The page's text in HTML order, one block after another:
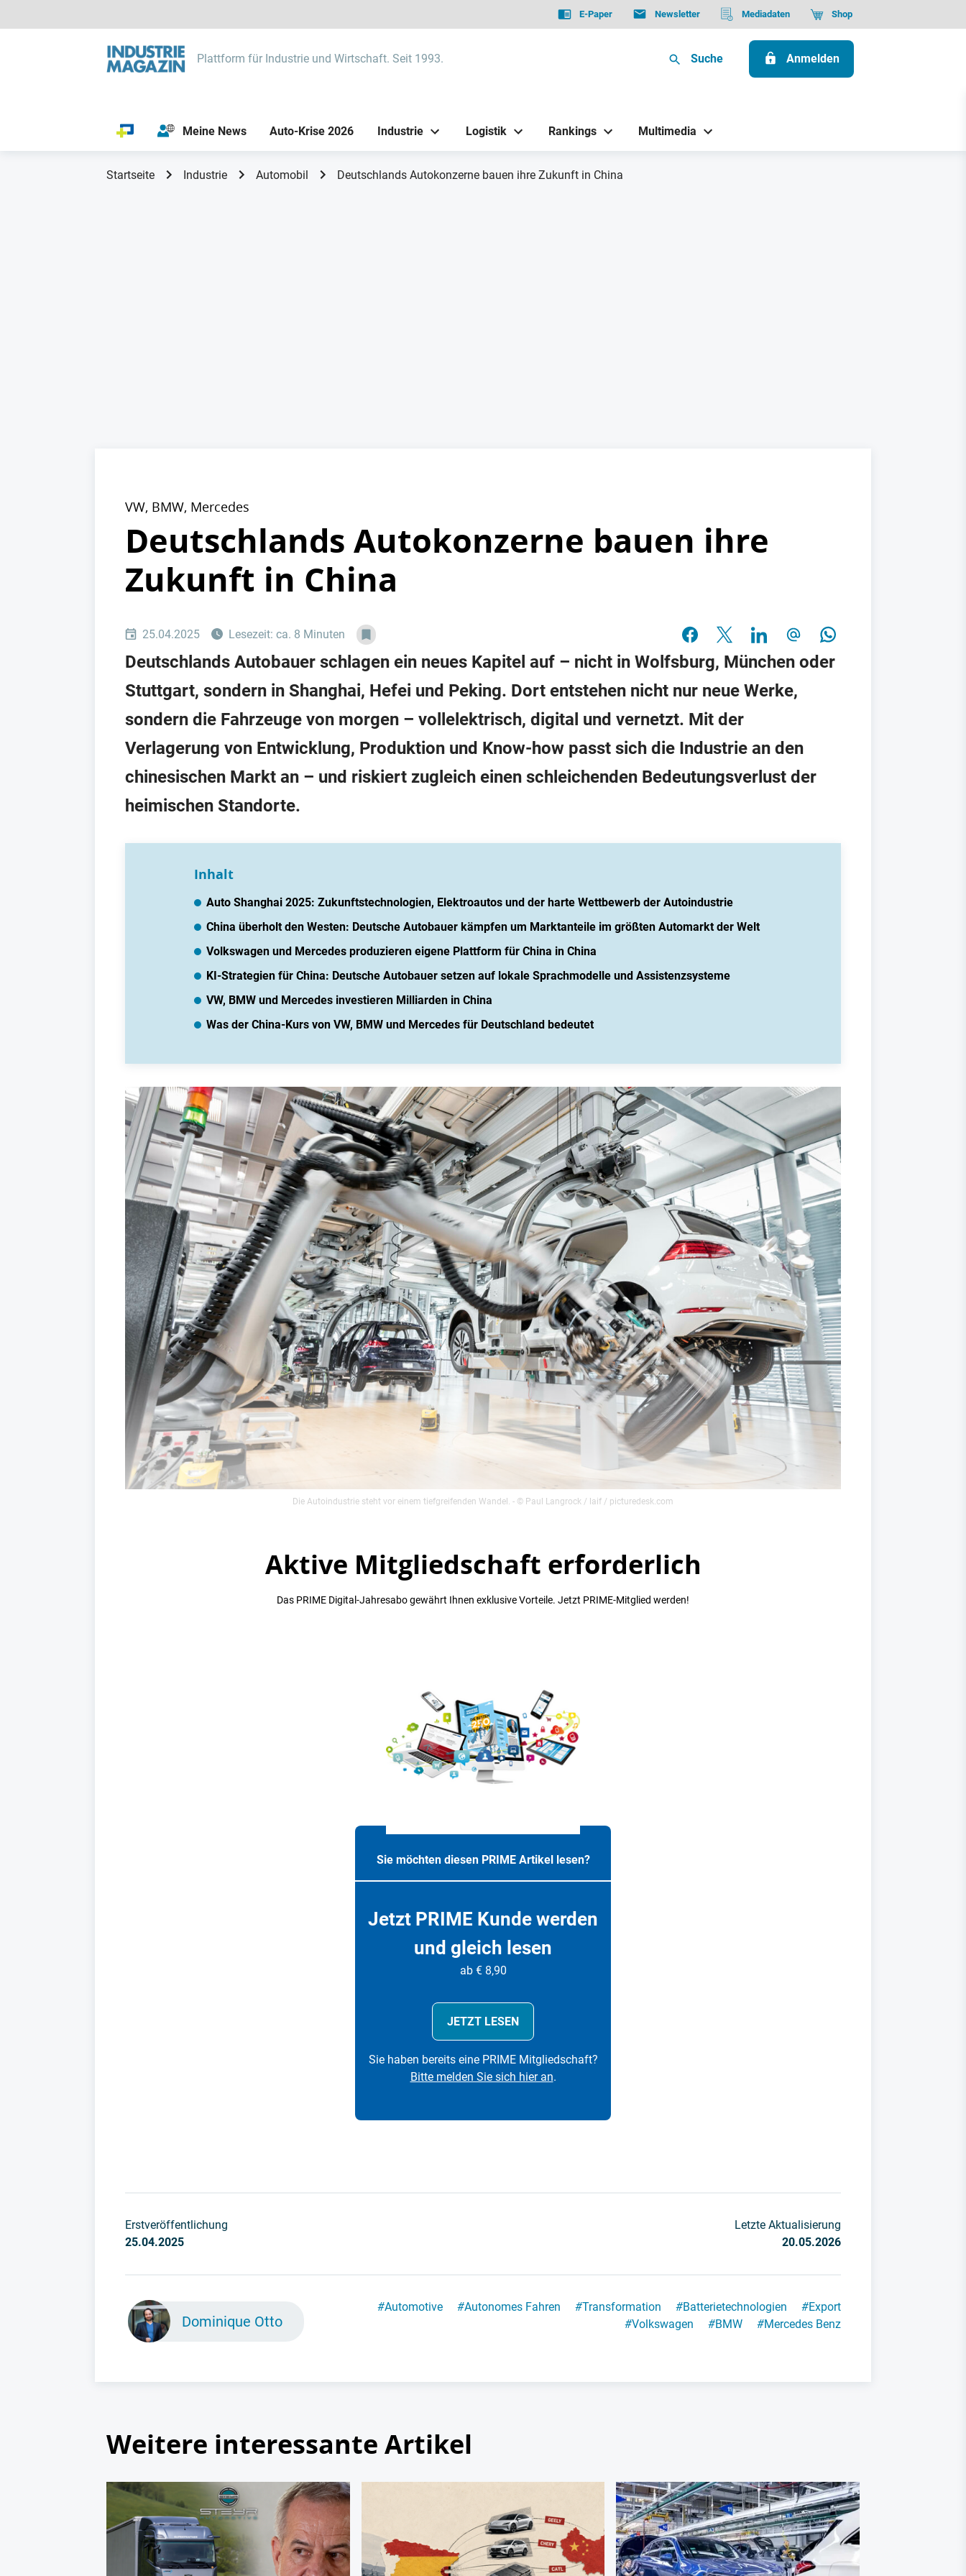
E-Paper Newsletter Mediadaten Shop
Plattform für Industrie und Wirtschaft. Seit 1993. Suche Anmelden
Meine News Auto-Krise 2026 Industrie Logistik Rankings Multimedia
Startseite Industrie Automobil Deutschlands Autokonzerne bauen ihre Zukunft in China
VW, BMW, Mercedes
Deutschlands Autokonzerne bauen ihre
Zukunft in China
25.04.2025 Lesezeit: ca. 8 Minuten
Deutschlands Autobauer schlagen ein neues Kapitel auf – nicht in Wolfsburg, München oder
Stuttgart, sondern in Shanghai, Hefei und Peking. Dort entstehen nicht nur neue Werke,
sondern die Fahrzeuge von morgen – vollelektrisch, digital und vernetzt. Mit der
Verlagerung von Entwicklung, Produktion und Know-how passt sich die Industrie an den
chinesischen Markt an – und riskiert zugleich einen schleichenden Bedeutungsverlust der
heimischen Standorte.
Inhalt
Auto Shanghai 2025: Zukunftstechnologien, Elektroautos und der harte Wettbewerb der Autoindustrie
China überholt den Westen: Deutsche Autobauer kämpfen um Marktanteile im größten Automarkt der Welt
Volkswagen und Mercedes produzieren eigene Plattform für China in China
KI-Strategien für China: Deutsche Autobauer setzen auf lokale Sprachmodelle und Assistenzsysteme
VW, BMW und Mercedes investieren Milliarden in China
Was der China-Kurs von VW, BMW und Mercedes für Deutschland bedeutet
Die Autoindustrie steht vor einem tiefgreifenden Wandel. - © Paul Langrock / laif / picturedesk.com
Aktive Mitgliedschaft erforderlich
Das PRIME Digital-Jahresabo gewährt Ihnen exklusive Vorteile. Jetzt PRIME-Mitglied werden!
Sie möchten diesen PRIME Artikel lesen?
Jetzt PRIME Kunde werden
und gleich lesen
ab € 8,90
JETZT LESEN
Sie haben bereits eine PRIME Mitgliedschaft?
Bitte melden Sie sich hier an.
Erstveröffentlichung
25.04.2025
Letzte Aktualisierung
20.05.2026
Dominique Otto
#Automotive #Autonomes Fahren #Transformation #Batterietechnologien #Export
#Volkswagen #BMW #Mercedes Benz
Weitere interessante Artikel